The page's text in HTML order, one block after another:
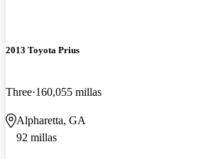
2013 Toyota Prius
Three 160,055 millas
Alpharetta, GA
92 millas